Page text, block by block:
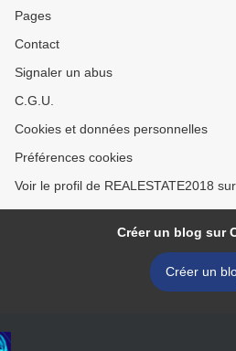
Pages
Contact
Signaler un abus
C.G.U.
Cookies et données personnelles
Préférences cookies
Voir le profil de REALESTATE2018
Créer un blog sur
Créer un